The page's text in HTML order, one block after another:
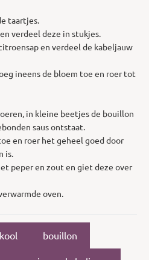
taartjes.
verdeel deze in stukjes.
en verdeel de kabeljauw
ineens de bloem toe en roer tot
in kleine beetjes de bouillon
saus ontstaat.
en roer het geheel goed door
is.
peper en zout en giet deze over
oven.
bouillon